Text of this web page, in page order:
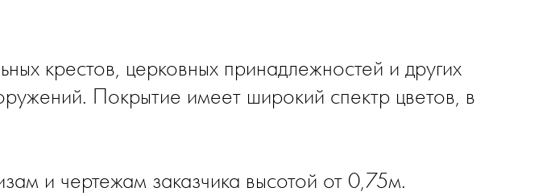
крестов, церковных принадлежностей и других
Покрытие имеет широкий спектр цветов, в
и чертежам заказчика высотой от 0,75м.